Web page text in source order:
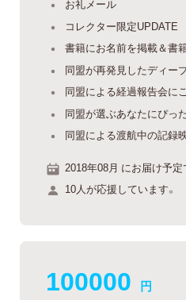
お礼メール
コレクター限定UPDATE
書籍にお名前を掲載＆書
同盟が再発見したディー
同盟による経過報告会に
同盟が選ぶあなたにぴっ
同盟による渡航中の記録
2018年08月 にお届け予定
10人が応援しています。
100000 円